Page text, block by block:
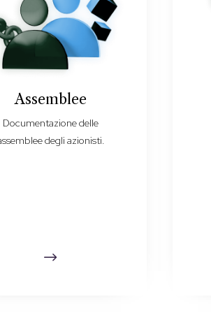
Assemblee
Documentazione delle
degli azionisti.
$